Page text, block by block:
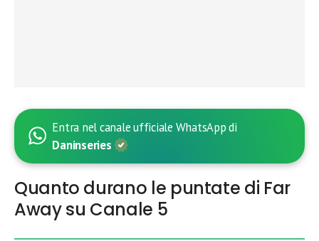
Entra nel canale ufficiale WhatsApp di
Daninseries
Quanto durano le puntate di Far
Away su Canale 5